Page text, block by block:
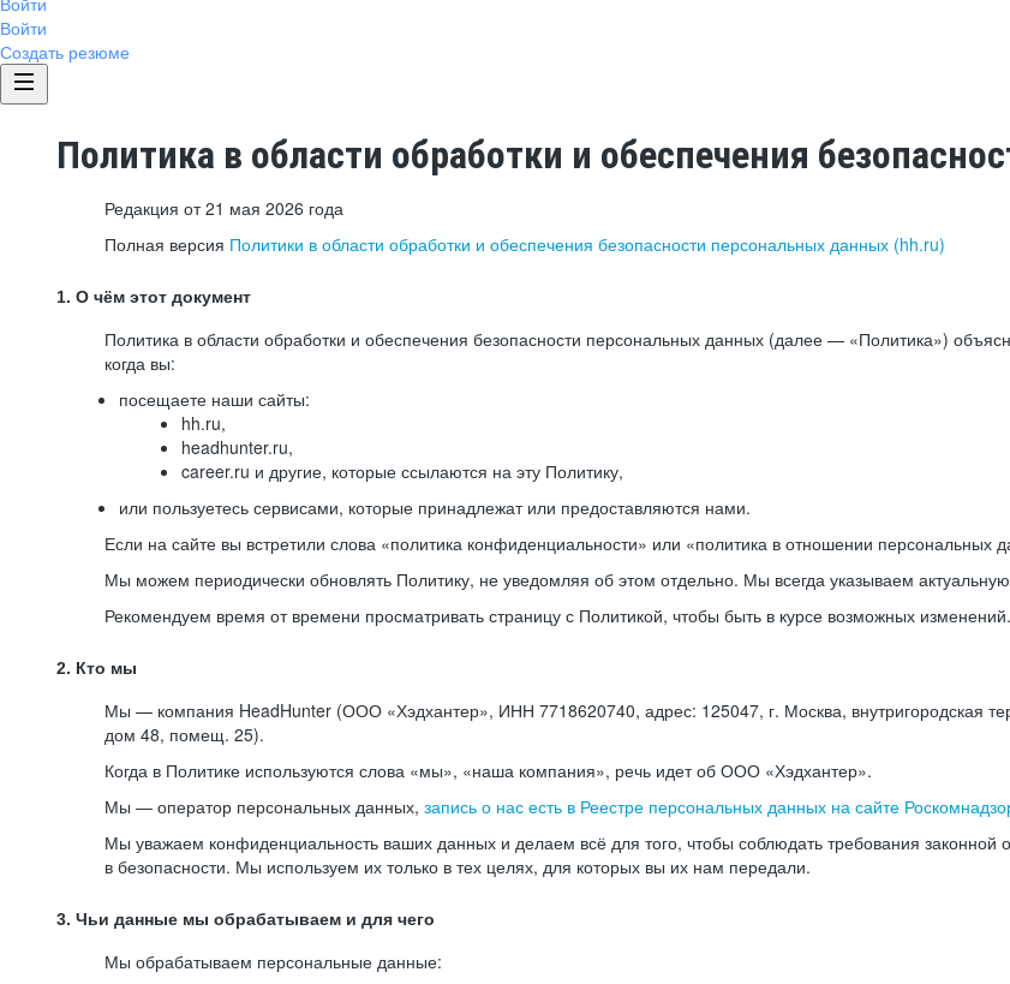
Войти
Создать резюме
Политика в области обработки и обеспечения
Редакция от 21 мая 2026 года
Полная версия Политики в области обработки и обеспечения безопасности персональных данных (hh.ru)
1. О чём этот документ
Политика в области обработки и обеспечения безопасности персональных данных (далее — «Политика»)
когда вы:
посещаете наши сайты:
hh.ru,
headhunter.ru,
career.ru и другие, которые ссылаются на эту Политику,
или пользуетесь сервисами, которые принадлежат или предоставляются нами.
Если на сайте вы встретили слова «политика конфиденциальности» или «политика в отношении персональных
Мы можем периодически обновлять Политику, не уведомляя об этом отдельно. Мы всегда указываем
Рекомендуем время от времени просматривать страницу с Политикой, чтобы быть в курсе возможных
2. Кто мы
Мы — компания HeadHunter (ООО «Хэдхантер», ИНН 7718620740, адрес: 125047, г. Москва, внутригородская
дом 48, помещ. 25).
Когда в Политике используются слова «мы», «наша компания», речь идет об ООО «Хэдхантер».
Мы — оператор персональных данных, запись о нас есть в Реестре персональных данных на сайте
Мы уважаем конфиденциальность ваших данных и делаем всё для того, чтобы соблюдать требования
в безопасности. Мы используем их только в тех целях, для которых вы их нам передали.
3. Чьи данные мы обрабатываем и для чего
Мы обрабатываем персональные данные: